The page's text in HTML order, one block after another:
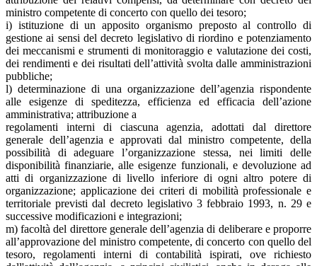
ministro competente di concerto con quello dei tesoro;
i) istituzione di un apposito organismo preposto al controllo di
gestione ai sensi del decreto legislativo di riordino e potenziamento
dei meccanismi e strumenti di monitoraggio e valutazione dei costi,
dei rendimenti e dei risultati dell’attività svolta dalle amministrazioni
pubbliche;
l) determinazione di una organizzazione dell’agenzia rispondente
alle esigenze di speditezza, efficienza ed efficacia dell’azione
amministrativa; attribuzione a
regolamenti interni di ciascuna agenzia, adottati dal direttore
generale dell’agenzia e approvati dal ministro competente, della
possibilità di adeguare l’organizzazione stessa, nei limiti delle
disponibilità finanziarie, alle esigenze funzionali, e devoluzione ad
atti di organizzazione di livello inferiore di ogni altro potere di
organizzazione; applicazione dei criteri di mobilità professionale e
territoriale previsti dal decreto legislativo 3 febbraio 1993, n. 29 e
successive modificazioni e integrazioni;
m) facoltà del direttore generale dell’agenzia di deliberare e proporre
all’approvazione del ministro competente, di concerto con quello del
tesoro, regolamenti interni di contabilità ispirati, ove richiesto